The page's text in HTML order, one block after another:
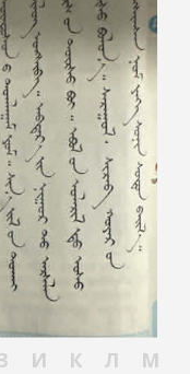
И К Л
М